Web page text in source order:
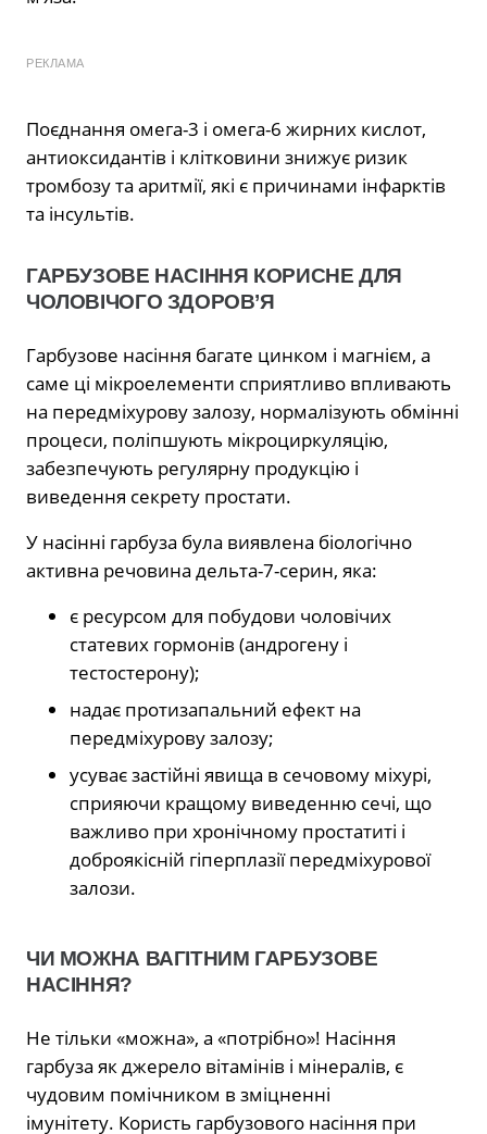
РЕКЛАМА
Поєднання омега-3 і омега-6 жирних кислот,
антиоксидантів і клітковини знижує ризик
тромбозу та аритмії, які є причинами інфарктів
та інсультів.
ГАРБУЗОВЕ НАСІННЯ КОРИСНЕ ДЛЯ
ЧОЛОВІЧОГО ЗДОРОВ’Я
Гарбузове насіння багате цинком і магнієм, а
саме ці мікроелементи сприятливо впливають
на передміхурову залозу, нормалізують обмінні
процеси, поліпшують мікроциркуляцію,
забезпечують регулярну продукцію і
виведення секрету простати.
У насінні гарбуза була виявлена біологічно
активна речовина дельта-7-серин, яка:
є ресурсом для побудови чоловічих
статевих гормонів (андрогену і
тестостерону);
надає протизапальний ефект на
передміхурову залозу;
усуває застійні явища в сечовому міхурі,
сприяючи кращому виведенню сечі, що
важливо при хронічному простатиті і
доброякісній гіперплазії передміхурової
залози.
ЧИ МОЖНА ВАГІТНИМ ГАРБУЗОВЕ
НАСІННЯ?
Не тільки «можна», а «потрібно»! Насіння
гарбуза як джерело вітамінів і мінералів, є
чудовим помічником в зміцненні
імунітету. Користь гарбузового насіння при